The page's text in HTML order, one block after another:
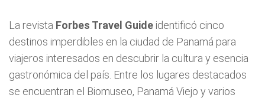
La revista Forbes Travel Guide identificó cinco
destinos imperdibles en la ciudad de Panamá para
viajeros interesados en descubrir la cultura y esencia
gastronómica del país. Entre los lugares destacados
se encuentran el Biomuseo, Panamá Viejo y varios